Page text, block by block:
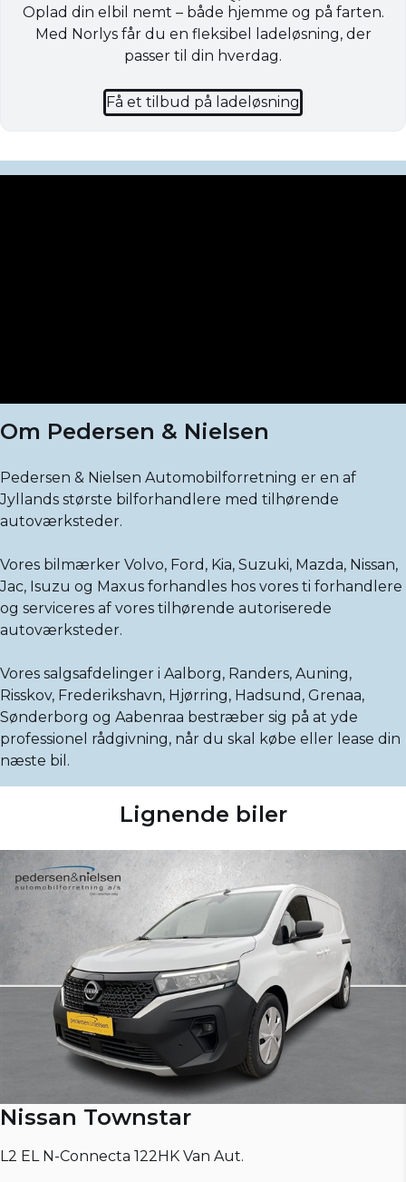
Oplad din elbil nemt – både hjemme og på farten.
Med Norlys får du en fleksibel ladeløsning, der
passer til din hverdag.
Få et tilbud på ladeløsning
Om Pedersen & Nielsen
Pedersen & Nielsen Automobilforretning er en af
Jyllands største bilforhandlere med tilhørende
autoværksteder.
Vores bilmærker Volvo, Ford, Kia, Suzuki, Mazda, Nissan,
Jac, Isuzu og Maxus forhandles hos vores ti forhandlere
og serviceres af vores tilhørende autoriserede
autoværksteder.
Vores salgsafdelinger i Aalborg, Randers, Auning,
Risskov, Frederikshavn, Hjørring, Hadsund, Grenaa,
Sønderborg og Aabenraa bestræber sig på at yde
professionel rådgivning, når du skal købe eller lease din
næste bil.
Lignende biler
Nissan Townstar
L2 EL N-Connecta 122HK Van Aut.